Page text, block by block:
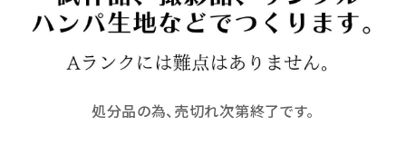
処分品の為、売切れ次第終了です。